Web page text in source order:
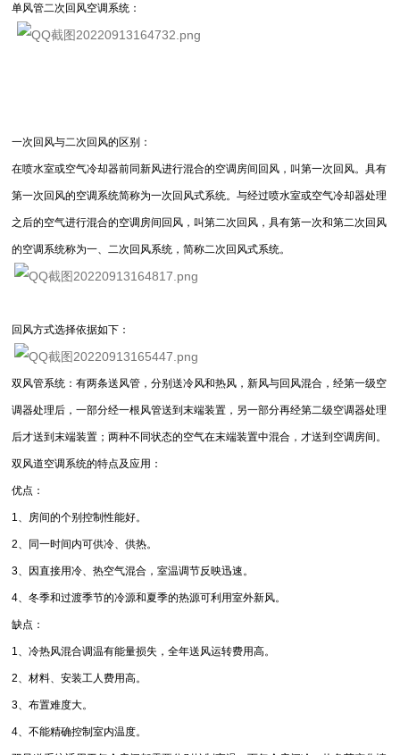
单风管二次回风空调系统：
一次回风与二次回风的区别：
在喷水室或空气冷却器前同新风进行混合的空调房间回风，叫第一次回风。具有
第一次回风的空调系统简称为一次回风式系统。与经过喷水室或空气冷却器处理
之后的空气进行混合的空调房间回风，叫第二次回风，具有第一次和第二次回风
的空调系统称为一、二次回风系统，简称二次回风式系统。
回风方式选择依据如下：
双风管系统：有两条送风管，分别送冷风和热风，新风与回风混合，经第一级空
调器处理后，一部分经一根风管送到末端装置，另一部分再经第二级空调器处理
后才送到末端装置；两种不同状态的空气在末端装置中混合，才送到空调房间。
双风道空调系统的特点及应用：
优点：
1、房间的个别控制性能好。
2、同一时间内可供冷、供热。
3、因直接用冷、热空气混合，室温调节反映迅速。
4、冬季和过渡季节的冷源和夏季的热源可利用室外新风。
缺点：
1、冷热风混合调温有能量损失，全年送风运转费用高。
2、材料、安装工人费用高。
3、布置难度大。
4、不能精确控制室内温度。